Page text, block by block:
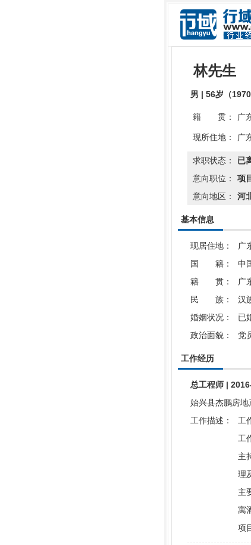
林先生
男 | 56岁（
籍 贯： 广
现所住地： 广
求职状态： 已
意向职位：
项
意向地区：
河
基本信息
现居住地： 广
国 籍：
中
籍 贯：
广
民 族：
汉
婚姻状况：
已
政治面貌：
党
工作经历
总工程师 |
始兴县杰鹏房
工作描述：
工
工
主
理
主
寓
项